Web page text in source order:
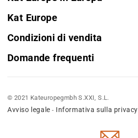
Kat Europe
Condizioni di vendita
Domande frequenti
© 2021 Kateuropegmbh S.XXI, S.L.
Avviso legale - Informativa sulla privacy